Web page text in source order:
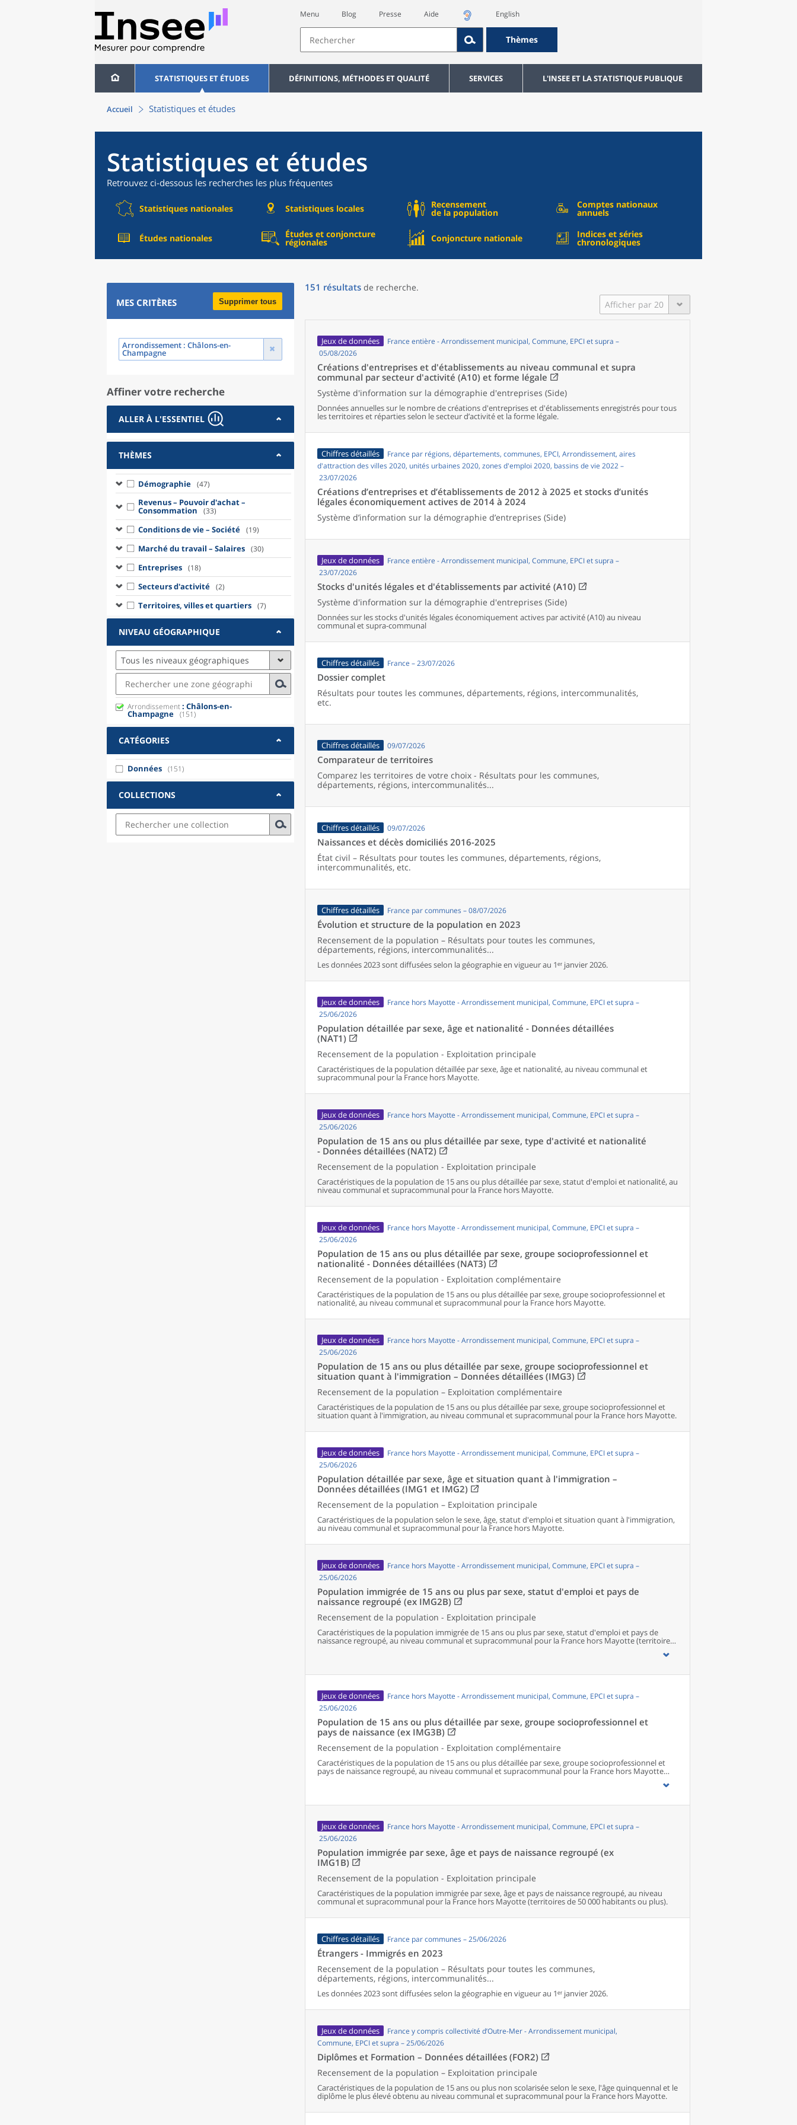
Menu Blog Presse Aide English
Thèmes
STATISTIQUES ET ÉTUDES DÉFINITIONS, MÉTHODES ET QUALITÉ SERVICES L'INSEE ET LA STATISTIQUE PUBLIQUE
Accueil Statistiques et études
Statistiques et études
Retrouvez ci-dessous les recherches les plus fréquentes
Statistiques nationales Statistiques locales Recensement
de la population
Comptes nationaux
annuels
Études nationales Études et conjoncture
régionales Conjoncture nationale Indices et séries
chronologiques
MES CRITÈRES Supprimer tous
Arrondissement : Châlons-en-
Champagne
Affiner votre recherche
ALLER À L'ESSENTIEL
THÈMES
Démographie (47)
Revenus – Pouvoir d'achat –
Consommation (33)
Conditions de vie – Société (19)
Marché du travail – Salaires (30)
Entreprises (18)
Secteurs d'activité (2)
Territoires, villes et quartiers (7)
NIVEAU GÉOGRAPHIQUE
Tous les niveaux géographiques
Arrondissement: Châlons-en-
Champagne (151)
CATÉGORIES
Données (151)
COLLECTIONS
151 résultats de recherche.
Afficher par 20
Jeux de données
France entière - Arrondissement municipal, Commune, EPCI et supra –
05/08/2026
Créations d'entreprises et d'établissements au niveau communal et supra
communal par secteur d'activité (A10) et forme légale
Système d'information sur la démographie d'entreprises (Side)
Données annuelles sur le nombre de créations d'entreprises et d'établissements enregistrés pour tous
les territoires et réparties selon le secteur d’activité et la forme légale.
Chiffres détaillés
France par régions, départements, communes, EPCI, Arrondissement, aires
d'attraction des villes 2020, unités urbaines 2020, zones d'emploi 2020, bassins de vie 2022 –
23/07/2026
Créations d’entreprises et d’établissements de 2012 à 2025 et stocks d’unités
légales économiquement actives de 2014 à 2024
Système d’information sur la démographie d’entreprises (Side)
Jeux de données
France entière - Arrondissement municipal, Commune, EPCI et supra –
23/07/2026
Stocks d'unités légales et d'établissements par activité (A10)
Système d'information sur la démographie d'entreprises (Side)
Données sur les stocks d'unités légales économiquement actives par activité (A10) au niveau
communal et supra-communal
Chiffres détaillés France – 23/07/2026
Dossier complet
Résultats pour toutes les communes, départements, régions, intercommunalités,
etc.
Chiffres détaillés 09/07/2026
Comparateur de territoires
Comparez les territoires de votre choix - Résultats pour les communes,
départements, régions, intercommunalités...
Chiffres détaillés 09/07/2026
Naissances et décès domiciliés 2016-2025
État civil – Résultats pour toutes les communes, départements, régions,
intercommunalités, etc.
Chiffres détaillés France par communes – 08/07/2026
Évolution et structure de la population en 2023
Recensement de la population – Résultats pour toutes les communes,
départements, régions, intercommunalités...
Les données 2023 sont diffusées selon la géographie en vigueur au 1ᵉʳ janvier 2026.
Jeux de données
France hors Mayotte - Arrondissement municipal, Commune, EPCI et supra –
25/06/2026
Population détaillée par sexe, âge et nationalité - Données détaillées
(NAT1)
Recensement de la population - Exploitation principale
Caractéristiques de la population détaillée par sexe, âge et nationalité, au niveau communal et
supracommunal pour la France hors Mayotte.
Jeux de données
France hors Mayotte - Arrondissement municipal, Commune, EPCI et supra –
25/06/2026
Population de 15 ans ou plus détaillée par sexe, type d'activité et nationalité
- Données détaillées (NAT2)
Recensement de la population - Exploitation principale
Caractéristiques de la population de 15 ans ou plus détaillée par sexe, statut d'emploi et nationalité, au
niveau communal et supracommunal pour la France hors Mayotte.
Jeux de données
France hors Mayotte - Arrondissement municipal, Commune, EPCI et supra –
25/06/2026
Population de 15 ans ou plus détaillée par sexe, groupe socioprofessionnel et
nationalité - Données détaillées (NAT3)
Recensement de la population - Exploitation complémentaire
Caractéristiques de la population de 15 ans ou plus détaillée par sexe, groupe socioprofessionnel et
nationalité, au niveau communal et supracommunal pour la France hors Mayotte.
Jeux de données
France hors Mayotte - Arrondissement municipal, Commune, EPCI et supra –
25/06/2026
Population de 15 ans ou plus détaillée par sexe, groupe socioprofessionnel et
situation quant à l'immigration – Données détaillées (IMG3)
Recensement de la population – Exploitation complémentaire
Caractéristiques de la population de 15 ans ou plus détaillée par sexe, groupe socioprofessionnel et
situation quant à l'immigration, au niveau communal et supracommunal pour la France hors Mayotte.
Jeux de données
France hors Mayotte - Arrondissement municipal, Commune, EPCI et supra –
25/06/2026
Population détaillée par sexe, âge et situation quant à l'immigration –
Données détaillées (IMG1 et IMG2)
Recensement de la population – Exploitation principale
Caractéristiques de la population selon le sexe, âge, statut d'emploi et situation quant à l'immigration,
au niveau communal et supracommunal pour la France hors Mayotte.
Jeux de données
France hors Mayotte - Arrondissement municipal, Commune, EPCI et supra –
25/06/2026
Population immigrée de 15 ans ou plus par sexe, statut d'emploi et pays de
naissance regroupé (ex IMG2B)
Recensement de la population - Exploitation principale
Caractéristiques de la population immigrée de 15 ans ou plus par sexe, statut d'emploi et pays de
naissance regroupé, au niveau communal et supracommunal pour la France hors Mayotte (territoires
de 50 000 habitants ou plus).
Jeux de données
France hors Mayotte - Arrondissement municipal, Commune, EPCI et supra –
25/06/2026
Population de 15 ans ou plus détaillée par sexe, groupe socioprofessionnel et
pays de naissance (ex IMG3B)
Recensement de la population - Exploitation complémentaire
Caractéristiques de la population de 15 ans ou plus détaillée par sexe, groupe socioprofessionnel et
pays de naissance regroupé, au niveau communal et supracommunal pour la France hors Mayotte
(territoires de 50 000 habitants ou plus).
Jeux de données
France hors Mayotte - Arrondissement municipal, Commune, EPCI et supra –
25/06/2026
Population immigrée par sexe, âge et pays de naissance regroupé (ex
IMG1B)
Recensement de la population - Exploitation principale
Caractéristiques de la population immigrée par sexe, âge et pays de naissance regroupé, au niveau
communal et supracommunal pour la France hors Mayotte (territoires de 50 000 habitants ou plus).
Chiffres détaillés France par communes – 25/06/2026
Étrangers - Immigrés en 2023
Recensement de la population – Résultats pour toutes les communes,
départements, régions, intercommunalités...
Les données 2023 sont diffusées selon la géographie en vigueur au 1ᵉʳ janvier 2026.
Jeux de données
France y compris collectivité d’Outre-Mer - Arrondissement municipal,
Commune, EPCI et supra – 25/06/2026
Diplômes et Formation – Données détaillées (FOR2)
Recensement de la population – Exploitation principale
Caractéristiques de la population de 15 ans ou plus non scolarisée selon le sexe, l'âge quinquennal et le
diplôme le plus élevé obtenu au niveau communal et supracommunal pour la France hors Mayotte.